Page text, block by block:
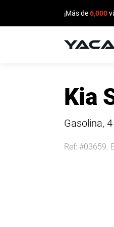
¡Más de6,000
Kia
Gasolina, 4
Ref: #03659.